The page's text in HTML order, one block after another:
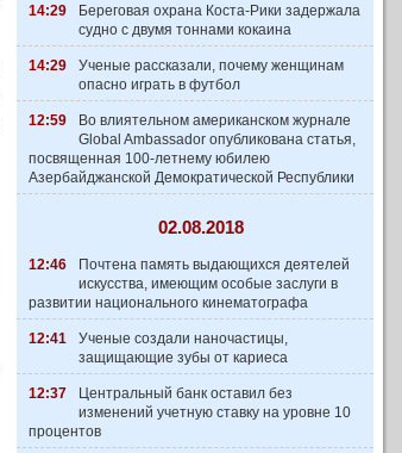
14:29
Береговая охрана Коста-Рики задержала
судно с двумя тоннами кокаина
14:29
Ученые рассказали, почему женщинам
опасно играть в футбол
12:59
Во влиятельном американском журнале
Global Ambassador опубликована статья,
посвященная 100-летнему юбилею
Азербайджанской Демократической Республики
02.08.2018
12:46
Почтена память выдающихся деятелей
искусства, имеющим особые заслуги в
развитии национального кинематографа
12:41
Ученые создали наночастицы,
защищающие зубы от кариеса
12:37
Центральный банк оставил без
изменений учетную ставку на уровне 10
процентов